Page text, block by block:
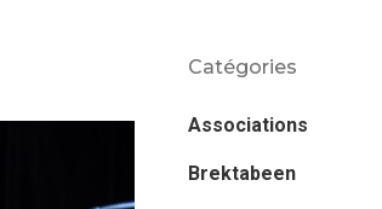
Catégories
Associations
Brektabeen